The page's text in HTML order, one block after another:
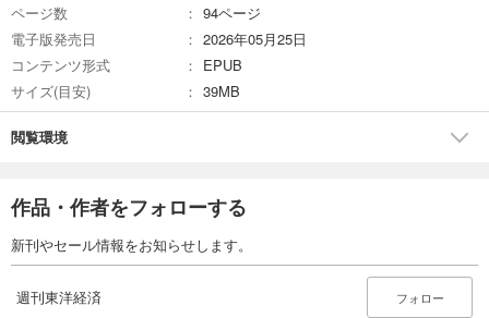
あらすじを表示する
週刊東洋経済 2026/2/21・2/28合併号
あらすじを表示する
週刊東洋経済 2026/2/14号
カート
ページ数
94ページ
電子版発売日
2026年05月25日
コンテンツ形式
EPUB
サイズ(目安)
39MB
閲覧環境
作品・作者をフォローする
新刊やセール情報をお知らせします。
週刊東洋経済 フォロー